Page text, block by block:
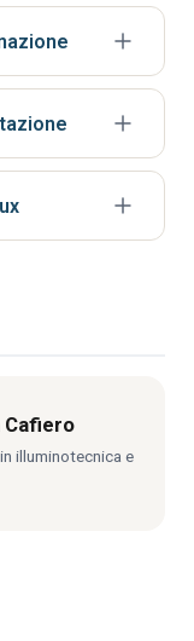
illuminotecnica e